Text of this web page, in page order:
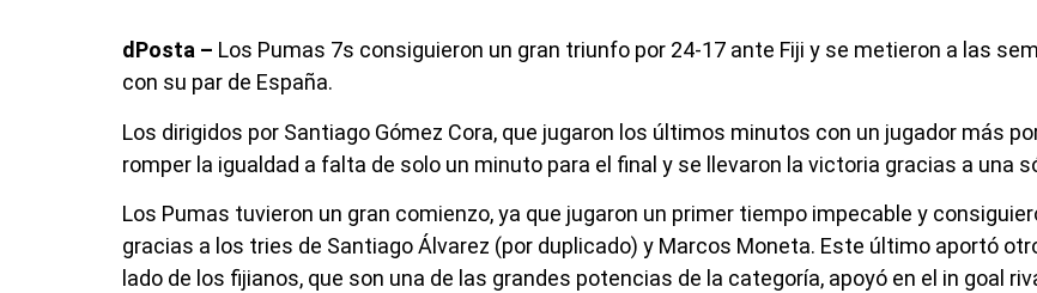
dPosta – Los Pumas 7s consiguieron un gran triunfo por 24-17 ante Fiji y se metieron a las
con su par de España.
Los dirigidos por Santiago Gómez Cora, que jugaron los últimos minutos con un jugador más
romper la igualdad a falta de solo un minuto para el final y se llevaron la victoria gracias a una
Los Pumas tuvieron un gran comienzo, ya que jugaron un primer tiempo impecable y
gracias a los tries de Santiago Álvarez (por duplicado) y Marcos Moneta. Este último aportó
lado de los fijianos, que son una de las grandes potencias de la categoría, apoyó en el in goal